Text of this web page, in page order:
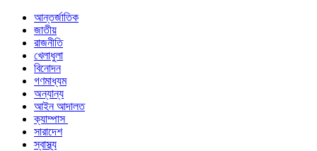
আন্তর্জাতিক
জাতীয়
রাজনীতি
খেলাধুলা
বিনোদন
গণমাধ্যম
অন্যান্য
আইন আদালত
ক্যাম্পাস
সারাদেশ
স্বাস্থ্য